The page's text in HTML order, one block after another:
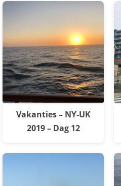
Vakanties – NY-UK
2019 – Dag 12